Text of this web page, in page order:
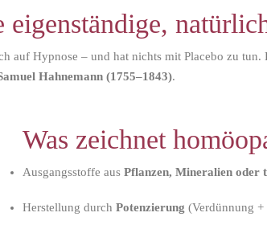
eigenständige,
auf Hypnose – und hat nichts mit Placebo zu
Hahnemann (1755–1843).
Was zeichnet
Ausgangsstoffe ausPflanzen, Mineralien oder
Herstellung durchPotenzierung (Verdünnung